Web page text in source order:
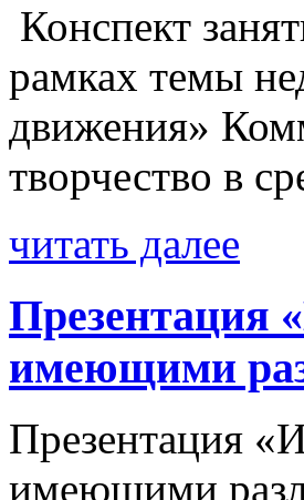
Конспект
рамках темы
движения»
творчество в
читать далее
Презентация
имеющими
Презентация
имеющими